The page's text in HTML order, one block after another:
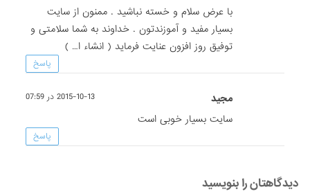
با عرض سلام و خسته نباشید . ممنون از سایت
بسیار مفید و آموزندتون . خداوند به شما سلامتی و
توفیق روز افزون عنایت فرماید ( انشاء ا… )
پاسخ
مجید 2015-10-13 در 07:59
سایت بسیار خوبی است
پاسخ
دیدگاهتان را بنویسید